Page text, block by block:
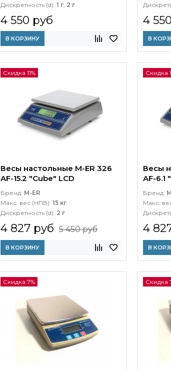
Дискретность (d): 1 г 2 г
4 550 руб
В КОРЗИНУ
4
В
Скидка 11%
Весы настольные M-ER 326
AF-15.2 "Cube" LCD
Бренд: M-ER
Макс. вес (НПВ): 15 кг
Дискретность (d): 2 г
4 827 руб 5 450 руб
В КОРЗИНУ
Скидка
Весы
AF-6.1
Бренд:
Макс.
4
В
Скидка 7% Скидка